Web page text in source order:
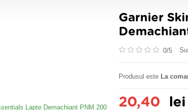
Garnier
0/5
Produsul este La
20,40 lei